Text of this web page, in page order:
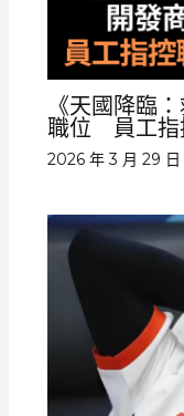
《天國降臨
職位 員工指
2026 年 3 月 29 日